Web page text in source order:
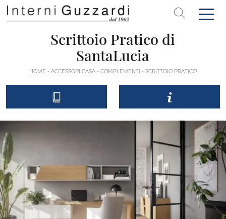
Scrittoio Pratico di
SantaLucia
HOME - ACCESSORI CASA - COMPLEMENTI - SCRITTOIO PRATICO